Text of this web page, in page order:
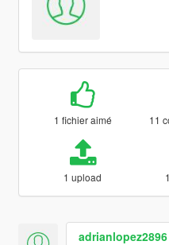
1 fichier aimé 11
1 upload
adrianlopez2896